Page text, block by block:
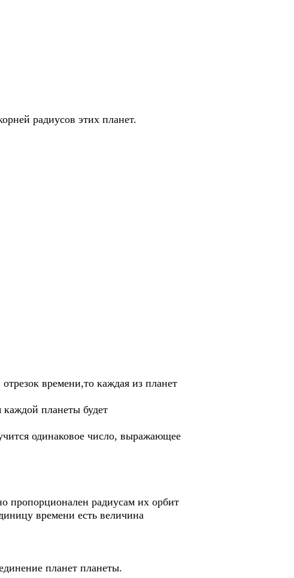
радиусов этих планет.
времени,то каждая из планет
каждой планеты будет
одинаковое число, выражающее
пропорционален радиусам их орбит
времени есть величина
планет планеты.